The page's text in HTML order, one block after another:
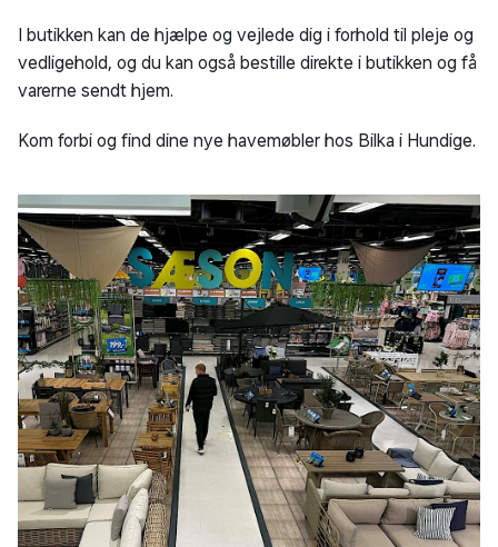
I butikken kan de hjælpe og vejlede dig i forhold til pleje og
vedligehold, og du kan også bestille direkte i butikken og få
varerne sendt hjem.
Kom forbi og find dine nye havemøbler hos Bilka i Hundige.